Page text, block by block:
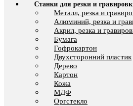
Станки для резки и
Металл, резка и
Алюминий, резка и
Акрил, резка и
Бумага
Гофрокартон
Двухсторонний пластик
Дерево
Картон
Кожа
МДФ
Оргстекло